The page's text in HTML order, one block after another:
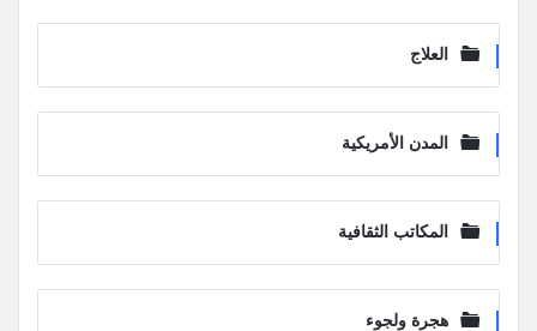
العلاج
المدن الأمريكية
المكاتب الثقافية
هجرة ولجوء